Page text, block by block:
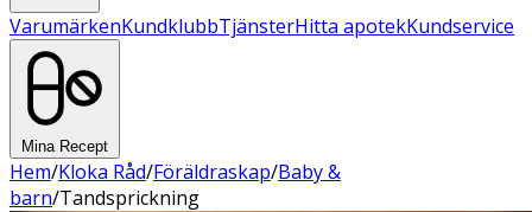
VarumärkenKundklubbTjänsterHitta apotekKundservice
Mina Recept
Hem/Kloka Råd/Föräldraskap/Baby &
barn/Tandsprickning